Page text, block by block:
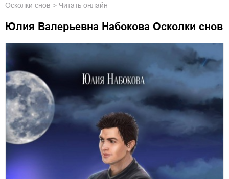
Осколки снов
Читать онлайн
Юлия Валерьевна Набокова Осколки снов